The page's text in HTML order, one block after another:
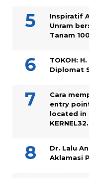
Inspiratif
Unram
Tanam
TOKOH:
Diplomat
Cara
entry
located in
Dr. Lalu
Aklamasi